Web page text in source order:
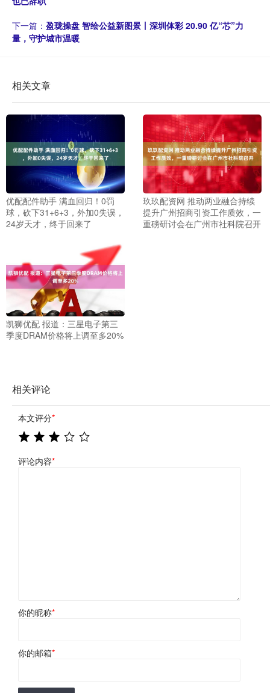
下一篇： 盈珑操盘 智绘公益新图景丨深圳体彩 20.90 亿“芯”力
量，守护城市温暖
相关文章
优配配件助手 满血回归！0罚
球，砍下31+6+3，外加0失误，
24岁天才，终于回来了
玖玖配资网 推动两业融合持续
提升广州招商引资工作质效，一
重磅研讨会在广州市社科院召开
凯狮优配 报道：三星电子第三
季度DRAM价格将上调至多20%
相关评论
本文评分*
评论内容*
你的昵称*
你的邮箱*